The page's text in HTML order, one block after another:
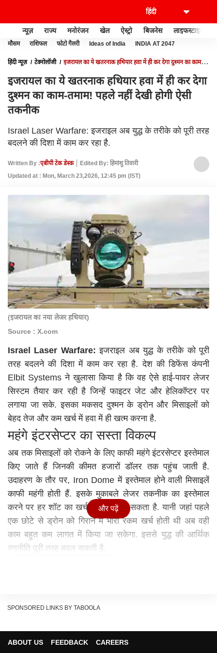
न्यूज़ राज्य मनोरंजन खेल ऐस्ट्रो बिजनेस लाइफस्टाइल
मौसम राशिफल फोटो गैलरी Ideas of India INDIA AT 2047
हिंदी न्यूज़ टेक्नोलॉजी
इजरायल का ये खतरनाक हथियार हवा में ही कर देगा दुश्मन का काम-
इजरायल का ये खतरनाक हथियार हवा में ही कर देगा
दुश्मन का काम-तमाम! पहले नहीं देखी होगी ऐसी
तकनीक
Israel Laser Warfare: इजराइल अब युद्ध के तरीके को पूरी तरह
बदलने की दिशा में काम कर रहा है.
Written By :एबीपी टेक डेस्क
Edited By: हिमांशु तिवारी
Updated at : Mon, March 23,2026, 12:45 pm (IST)
(इजरायल का नया लेजर हथियार)
Source : X.com
Israel Laser Warfare: इजराइल अब युद्ध के तरीके को पूरी
तरह बदलने की दिशा में काम कर रहा है. देश की डिफेंस कंपनी
Elbit Systems ने खुलासा किया है कि वह ऐसे हाई-पावर लेजर
सिस्टम तैयार कर रही है जिन्हेंफाइटर जेट और हेलिकॉप्टर पर
लगाया जा सके. इसका मकसद दुश्मन के ड्रोन और मिसाइलों को
बेहद तेज और कम खर्च में हवा में ही खत्म करना है.
महंगे इंटरसेप्टर का सस्ता विकल्प
अब तक मिसाइलों को रोकने के लिए काफी महंगे इंटरसेप्टर इस्तेमाल
किए जाते हैं जिनकी कीमत हजारों डॉलर तक पहुंच जाती है.
उदाहरण के तौर पर, Iron Dome में इस्तेमाल होने वाली मिसाइलें
काफी महंगी होती हैं. इसके मुकाबले लेजर तकनीक का इस्तेमाल
करने पर हर शॉट का खर्च बेहद कम हो सकता है. यानी जहां पहले
एक छोटे से ड्रोन को गिराने में भारी रकम खर्च होती थी अब वही
काम बहुत कम लागत में किया जा सकेगा. इससे युद्ध की आर्थिक
रणनीति पूरी तरह बदल सकती है.
स्टिंग नाम का खास एयरबोर्न सिस्टम
हेलिकॉप्टर के लिए Sting नाम का लेजर वेरिएंट विकसित किया जा
और पढ़ें
SPONSORED LINKS BY TABOOLA
ABOUT US FEEDBACK CAREERS